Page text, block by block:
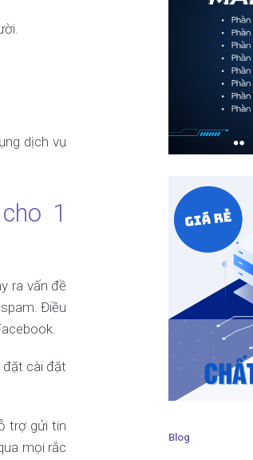
dịch vụ
1
ra vấn đề
Điều
đặt cài đặt
trợ gửi tin
mọi rắc
Blog